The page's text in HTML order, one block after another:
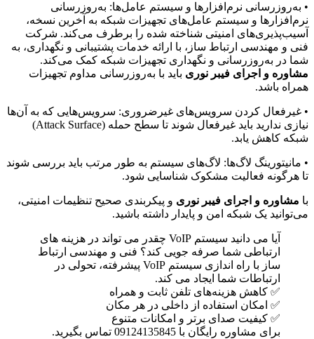
• به‌روزرسانی نرم‌افزارها و سیستم عامل‌ها: به‌روزرسانی
نرم‌افزارها و سیستم عامل‌های تجهیزات شبکه به آخرین نسخه،
آسیب‌پذیری‌های امنیتی شناخته شده را برطرف می‌کند. شرکت
فنی و مهندسی ارتباط ساز، با ارائه خدمات پشتیبانی و نگهداری، به
شما در به‌روزرسانی و نگهداری تجهیزات شبکه کمک می‌کند.
مشاوره و اجرای فیبر نوری باید با به‌روزرسانی مداوم تجهیزات
همراه باشد.
• غیرفعال کردن سرویس‌های غیرضروری: سرویس‌هایی که به آن‌ها
نیازی ندارید باید غیرفعال شوند تا سطح حمله (Attack Surface)
شبکه کاهش یابد.
• مانیتورینگ لاگ‌ها: لاگ‌های سیستم به طور مرتب باید بررسی شوند
تا هرگونه فعالیت مشکوک شناسایی شود.
با مشاوره و اجرای فیبر نوری و پیکربندی صحیح تنظیمات امنیتی،
می‌توانید یک شبکه امن و پایدار داشته باشید.
آیا می دانید سیستم VoIP چقدر می تواند در هزینه های
ارتباطی شما صرفه جویی کند؟ فنی و مهندسی ارتباط
ساز با راه اندازی سیستم VoIP پیشرفته، تحولی در
ارتباطات شما ایجاد می کند.
✅ کاهش هزینه‌های تلفن ثابت و همراه
✅ امکان استفاده از داخلی در هر مکان
✅ کیفیت صدای برتر و امکانات متنوع
برای مشاوره رایگان با 09124135845 تماس بگیرید.